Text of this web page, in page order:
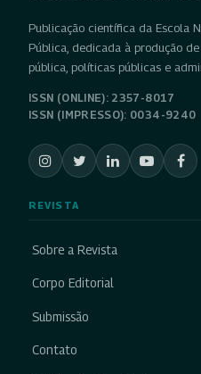
Publicação científica da Escola
Pública, dedicada à produção
pública, políticas públicas e
ISSN (ONLINE): 2357-8017
ISSN (IMPRESSO): 0034-9240
REVISTA
Sobre a Revista
Corpo Editorial
Submissão
Contato